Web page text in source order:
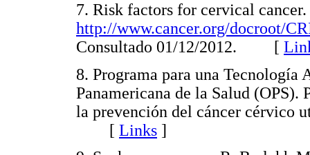
7. Risk factors for cervical
http://www.cancer.org/docroot/
Consultado 01/12/2012. [
8. Programa para una Tecnología
Panamericana de la Salud (OPS).
la prevención del cáncer cérvico
[ Links ]